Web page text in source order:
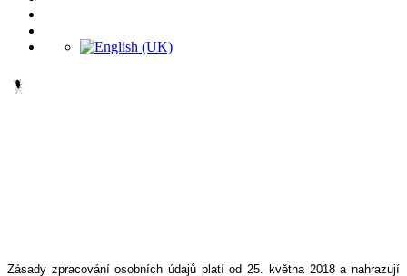
Zásady zpracování osobních údajů platí od 25. května 2018 a nahrazují